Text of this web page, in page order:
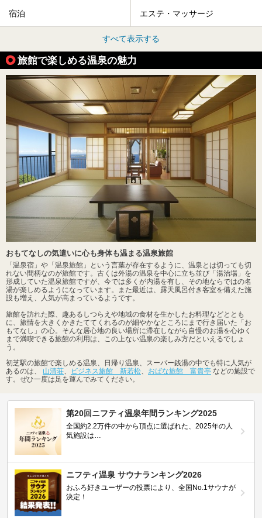
宿泊 エステ・マッサージ
すべて表示する
旅館で楽しめる温泉の魅力
おもてなしの気遣いに心も身体も温まる温泉旅館
「温泉宿」や「温泉旅館」という言葉が存在するように、温泉とは切っても切
れない間柄なのが旅館です。古くは外湯の温泉を中心に立ち並び「湯治場」を
形成していた温泉旅館ですが、今では多くが内湯を有し、その地ならではの名
湯が楽しめるようになっています。また最近は、露天風呂付き客室を備えた施
設も増え、人気が高まっているようです。
旅館を訪れた際、趣あるしつらえや地域の食材を生かしたお料理などととも
に、旅情を大きくかきたててくれるのが細やかなところにまで行き届いた「お
もてなし」の心。そんな居心地の良い場所に滞在しながら自慢のお湯を心ゆく
まで満喫できる旅館の利用は、この上ない温泉の楽しみ方だといえるでしょ
う。
初芝駅の旅館で楽しめる温泉、日帰り温泉、スーパー銭湯の中でも特に人気が
あるのは、 山清荘 ビジネス旅館 新若松 おばな旅館 富貴亭 などの施設で
す。ぜひ一度は足を運んでみてください。
第20回ニフティ温泉年間ランキング2025
全国約2.2万件の中から頂点に選ばれた、2025年の人
気施設は…
ニフティ温泉 サウナランキング2026
おふろ好きユーザーの投票により、全国No.1サウナが
決定！